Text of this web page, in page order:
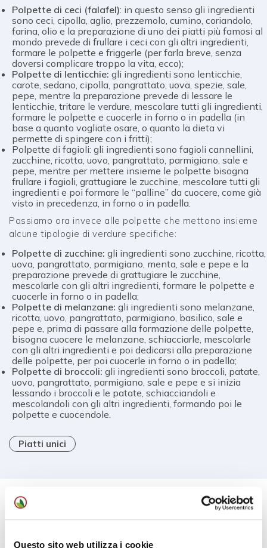
Questo sito web utilizza i cookie
Polpette di ceci (falafel): in questo senso gli ingredienti
sono ceci, cipolla, aglio, prezzemolo, cumino, coriandolo,
farina, olio e la preparazione di uno dei piatti più famosi al
mondo prevede di frullare i ceci con gli altri ingredienti,
formare le polpette e friggerle (per farla breve, senza
doversi complicare troppo la vita, ecco);
Polpette di lenticchie: gli ingredienti sono lenticchie,
carote, sedano, cipolla, pangrattato, uova, spezie, sale,
pepe, mentre la preparazione prevede di lessare le
lenticchie, tritare le verdure, mescolare tutti gli ingredienti,
formare le polpette e cuocerle in forno o in padella (in
base a quanto vogliate osare, o quanto la dieta vi
permette di spingere con i fritti);
Polpette di fagioli: gli ingredienti sono fagioli cannellini,
zucchine, ricotta, uovo, pangrattato, parmigiano, sale e
pepe, mentre per mettere insieme le polpette bisogna
frullare i fagioli, grattugiare le zucchine, mescolare tutti gli
ingredienti e poi formare le “palline” da cuocere, come già
visto in precedenza, in forno o in padella.
Passiamo ora invece alle polpette che mettono insieme
alcune tipologie di verdure specifiche:
Polpette di zucchine: gli ingredienti sono zucchine, ricotta,
uova, pangrattato, parmigiano, menta, sale e pepe e la
preparazione prevede di grattugiare le zucchine,
mescolarle con gli altri ingredienti, formare le polpette e
cuocerle in forno o in padella;
Polpette di melanzane: gli ingredienti sono melanzane,
ricotta, uovo, pangrattato, parmigiano, basilico, sale e
pepe e, prima di passare alla formazione delle polpette,
bisogna cuocere le melanzane, schiacciarle, mescolarle
con gli altri ingredienti e poi dedicarsi alla preparazione
delle polpette, per poi cuocerle in forno o in padella;
Polpette di broccoli: gli ingredienti sono broccoli, patate,
uovo, pangrattato, parmigiano, sale e pepe e si inizia
lessando i broccoli e le patate, schiacciandoli e
mescolandoli con gli altri ingredienti, formando poi le
polpette e cuocendole.
Piatti unici
Next